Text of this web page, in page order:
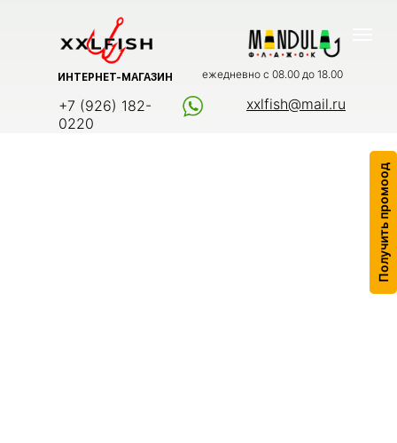
ежедневно с 08.00 до 18.00
xxlfish@mail.ru
+7 (926) 182-
0220
ИНТЕРНЕТ-МАГАЗИН
Получить промоод